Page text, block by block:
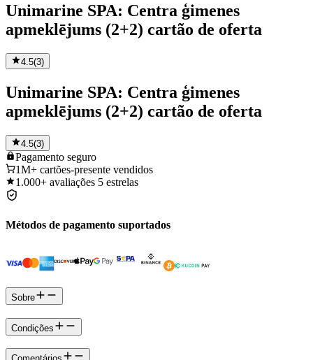
Unimarine SPA: Centra ģimenes
apmeklējums (2+2) cartão de oferta
4.5(3)
Unimarine SPA: Centra ģimenes
apmeklējums (2+2) cartão de oferta
4.5(3)
Pagamento seguro
1M+ cartões-presente vendidos
1.000+ avaliações 5 estrelas
Métodos de pagamento suportados
Sobre
Condições